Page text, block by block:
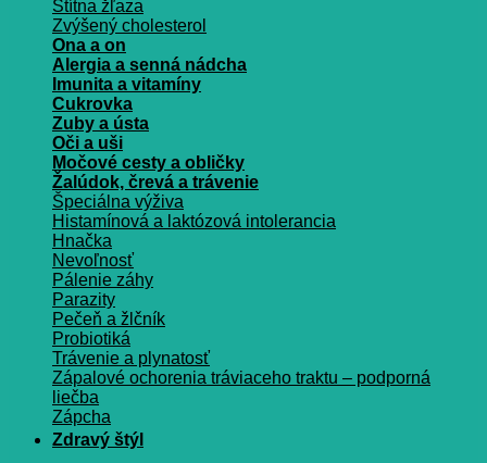
Štítna žľaza
Zvýšený cholesterol
Ona a on
Alergia a senná nádcha
Imunita a vitamíny
Cukrovka
Zuby a ústa
Oči a uši
Močové cesty a obličky
Žalúdok, črevá a trávenie
Špeciálna výživa
Histamínová a laktózová intolerancia
Hnačka
Nevoľnosť
Pálenie záhy
Parazity
Pečeň a žlčník
Probiotiká
Trávenie a plynatosť
Zápalové ochorenia tráviaceho traktu – podporná
liečba
Zápcha
Zdravý štýl